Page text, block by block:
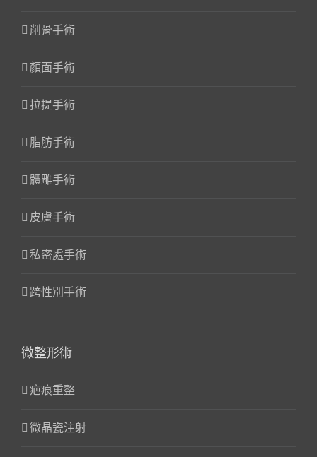
削骨手術
顏面手術
拉提手術
脂肪手術
體雕手術
皮膚手術
私密處手術
跨性別手術
微整形術
疤痕重整
微晶瓷注射